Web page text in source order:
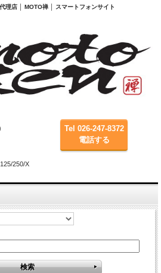
理店 │ MOTO禅 │ スマートフォンサイト
Tel 026-247-8372
電話する
250/X